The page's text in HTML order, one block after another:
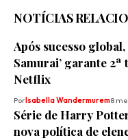
NOTÍCIAS
Após sucesso global,
Samurai’ garante 2ª
Netflix
Por Isabella Wandermurem8
Série de Harry
nova política de